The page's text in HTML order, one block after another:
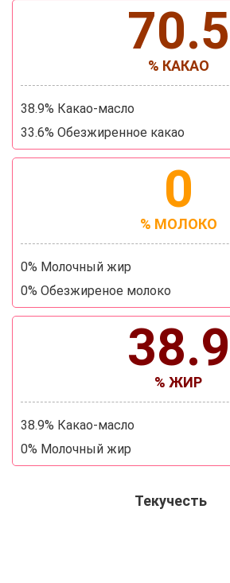
70.5
% КАКАО
38.9% Какао-масло
33.6% Обезжиренное какао
0
% МОЛОКО
0% Молочный жир
0% Обезжиреное молоко
38.9
% ЖИР
38.9% Какао-масло
0% Молочный жир
Текучесть